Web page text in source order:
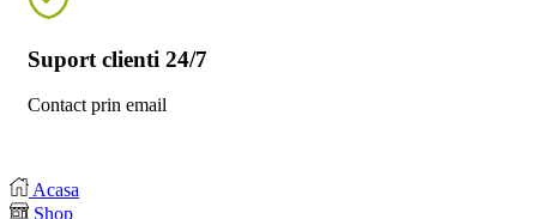
Suport clienti 24/7
Contact prin email
Acasa
Shop